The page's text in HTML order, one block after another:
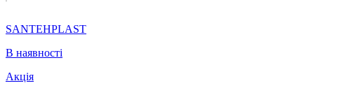
SANTEHPLAST
В наявності
Акція